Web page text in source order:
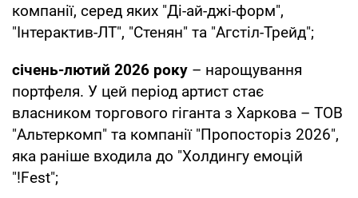
компанії, серед яких "Ді-ай-джі-форм",
"Інтерактив-ЛТ", "Стенян" та "Агстіл-Трейд";
січень-лютий 2026 року – нарощування
портфеля. У цей період артист стає
власником торгового гіганта з Харкова – ТОВ
"Альтеркомп" та компанії "Пропосторіз 2026",
яка раніше входила до "Холдингу емоцій
"!Fest";